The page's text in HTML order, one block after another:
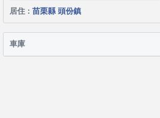
居住 : 苗栗縣 頭份鎮
車庫